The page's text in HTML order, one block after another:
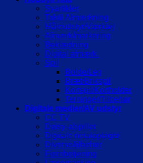
Syartikler
Taktil Afmærkning
Måleudstyr/Værktøj
Afmærk/markering
Beklædning
Digital afmærk.
Spil
Bolde/Leg
Bræt/Brikspil
Kortspil/Kortholder
Terninger/Tilbehør
Digitale medier/AV udstyr
CC TV
Daisy-afspiller
Digitale notatoptager
Diverse/tilbehør
Fjernbetjening